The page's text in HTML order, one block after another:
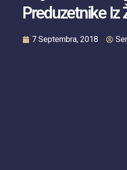
Preduzetnike Iz
7 Septembra, 2018